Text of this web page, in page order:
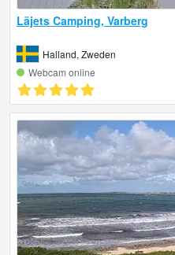
Läjets Camping, Varberg
Halland, Zweden
Webcam online